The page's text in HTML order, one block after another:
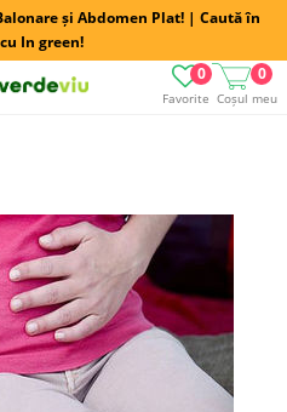
și Abdomen Plat! | Caută în
In green!
Favorite
0
Coșul meu
0